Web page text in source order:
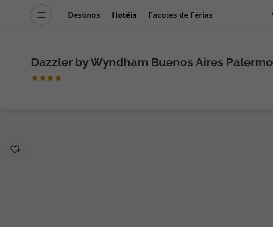
Destinos Hotéis
Pacotes de Férias
Dazzler by Wyndham Buenos Aires Palermo